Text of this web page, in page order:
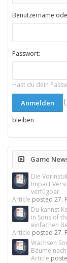
Benutzername
Passwort:
Hast du dein
bleiben
Game
Die
Impact
verfügbar
Article posted27.
Du kannst
in Sons of
einfachen
Article posted27.
Wachsen
Bäume
Article